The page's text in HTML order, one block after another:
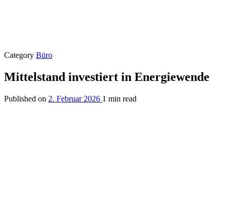
Category Büro
Mittelstand investiert in Energiewende
Published on 2. Februar 2026 1 min read